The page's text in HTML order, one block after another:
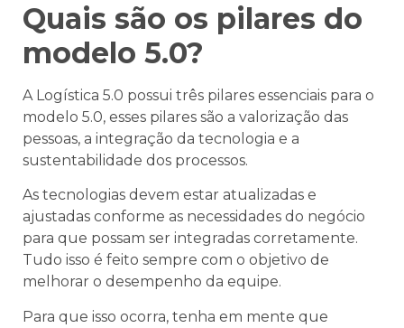
Quais são os pilares do
modelo 5.0?
A Logística 5.0 possui três pilares essenciais para o
modelo 5.0, esses pilares são a valorização das
pessoas, a integração da tecnologia e a
sustentabilidade dos processos.
As tecnologias devem estar atualizadas e
ajustadas conforme as necessidades do negócio
para que possam ser integradas corretamente.
Tudo isso é feito sempre com o objetivo de
melhorar o desempenho da equipe.
Para que isso ocorra, tenha em mente que